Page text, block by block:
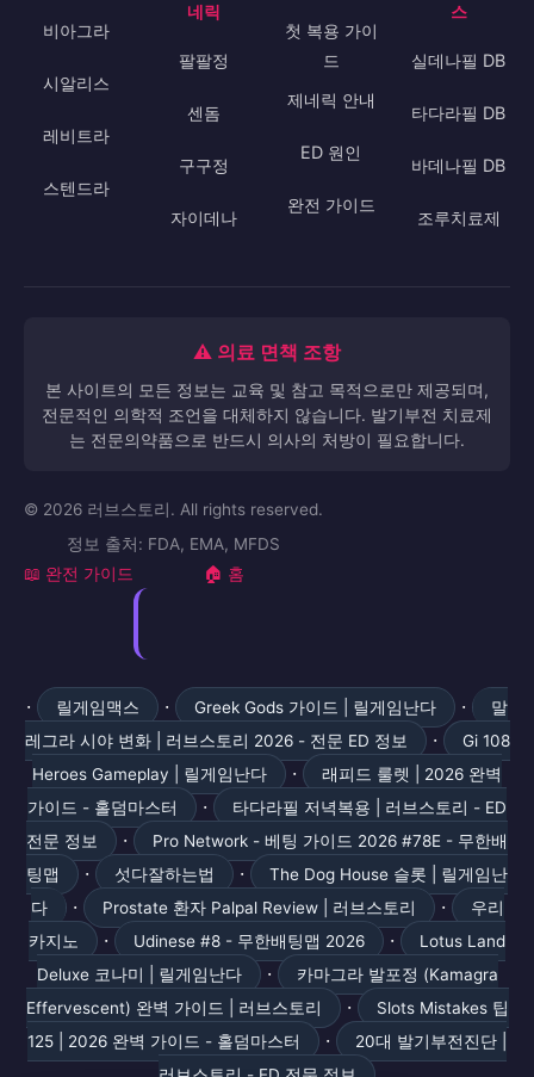
비아그라
시알리스
레비트라
스텐드라
네릭
팔팔정
센돔
구구정
자이데나
첫 복용 가이
드
제네릭 안내
ED 원인
완전 가이드
스
실데나필 DB
타다라필 DB
바데나필 DB
조루치료제
⚠️ 의료 면책 조항
본 사이트의 모든 정보는 교육 및 참고 목적으로만 제공되며,
전문적인 의학적 조언을 대체하지 않습니다. 발기부전 치료제
는 전문의약품으로 반드시 의사의 처방이 필요합니다.
© 2026 러브스토리. All rights reserved.
정보 출처: FDA, EMA, MFDS
📖 완전 가이드 🏠 홈
· 릴게임맥스 · Greek Gods 가이드 | 릴게임난다 ·
말
레그라 시야 변화 | 러브스토리 2026 - 전문 ED 정보
·
Gi 108
Heroes Gameplay | 릴게임난다
·
래피드 룰렛 | 2026 완벽
가이드 - 홀덤마스터
·
타다라필 저녁복용 | 러브스토리 - ED
전문 정보
·
Pro Network - 베팅 가이드 2026 #78E - 무한배
팅맵
· 섯다잘하는법 ·
The Dog House 슬롯 | 릴게임난
다
· Prostate 환자 Palpal Review | 러브스토리 ·
우리
카지노
· Udinese #8 - 무한배팅맵 2026 ·
Lotus Land
Deluxe 코나미 | 릴게임난다
·
카마그라 발포정 (Kamagra
Effervescent) 완벽 가이드 | 러브스토리
·
Slots Mistakes 팁
125 | 2026 완벽 가이드 - 홀덤마스터
·
20대 발기부전진단 |